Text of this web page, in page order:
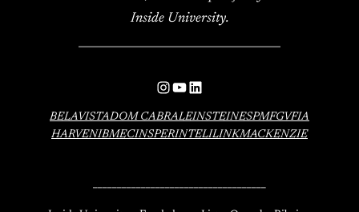
Inside University.
Instagram
YouTube
LinkedIn
BELAVISTADOM CABRALEINSTEINESPMFGVFIA
HARVENIBMECINSPERINTELILINKMACKENZIE